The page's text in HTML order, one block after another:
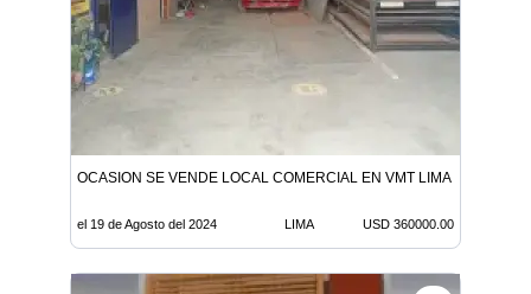
OCASION SE VENDE LOCAL COMERCIAL EN VMT LIMA
el 19 de Agosto del 2024 LIMA USD 360000.00